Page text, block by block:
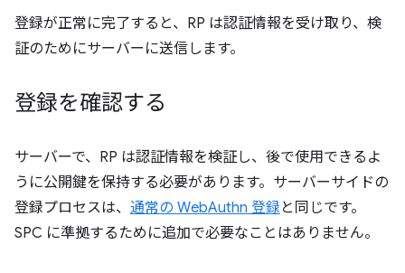
登録が正常に完了すると、RP は認証情報を受け取り、検
証のためにサーバーに送信します。
登録を確認する
サーバーで、RP は認証情報を検証し、後で使用できるよ
うに公開鍵を保持する必要があります。サーバーサイドの
登録プロセスは、 通常の WebAuthn 登録 と同じです。
SPC に準拠するために追加で必要なことはありません。